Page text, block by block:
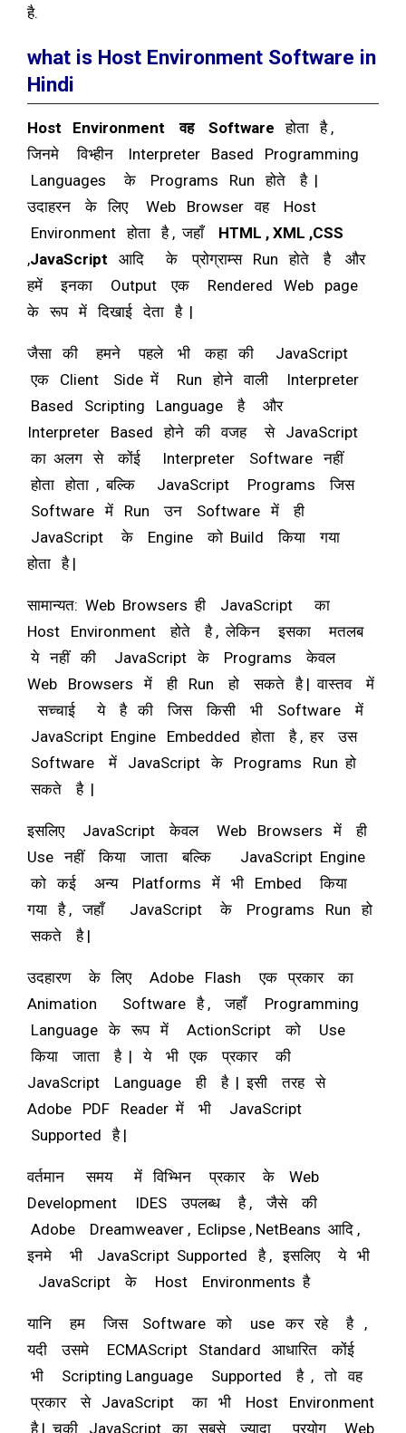
है.
what is Host Environment Software in
Hindi
Host Environment वह Software होता है ,
जिनमे विभ्हीन Interpreter Based Programming
Languages के Programs Run होते है |
उदाहरन के लिए Web Browser वह Host
Environment होता है , जहाँ HTML , XML ,CSS
,JavaScript आदि के प्रोग्राम्स Run होते है और
हमें इनका Output एक Rendered Web page
के रूप में दिखाई देता है |
जैसा की हमने पहले भी कहा की JavaScript
एक Client Side में Run होने वाली Interpreter
Based Scripting Language है और
Interpreter Based होने की वजह से JavaScript
का अलग से कोंई Interpreter Software नहीं
होता होता , बल्कि JavaScript Programs जिस
Software में Run उन Software में ही
JavaScript के Engine को Build किया गया
होता है |
सामान्यत: Web Browsers ही JavaScript का
Host Environment होते है , लेकिन इसका मतलब
ये नहीं की JavaScript के Programs केवल
Web Browsers में ही Run हो सकते है | वास्तव में
सच्चाई ये है की जिस किसी भी Software में
JavaScript Engine Embedded होता है , हर उस
Software में JavaScript के Programs Run हो
सकते है |
इसलिए JavaScript केवल Web Browsers में ही
Use नहीं किया जाता बल्कि JavaScript Engine
को कई अन्य Platforms में भी Embed किया
गया है , जहाँ JavaScript के Programs Run हो
सकते है |
उदहारण के लिए Adobe Flash एक प्रकार का
Animation Software है , जहाँ Programming
Language के रूप में ActionScript को Use
किया जाता है | ये भी एक प्रकार की
JavaScript Language ही है | इसी तरह से
Adobe PDF Reader में भी JavaScript
Supported है |
वर्तमान समय में विभ्भिन प्रकार के Web
Development IDES उपलब्ध है , जैसे की
Adobe Dreamweaver , Eclipse , NetBeans आदि ,
इनमे भी JavaScript Supported है , इसलिए ये भी
JavaScript के Host Environments है
यानि हम जिस Software को use कर रहे है ,
यदी उसमे ECMAScript Standard आधारित कोंई
भी Scripting Language Supported है , तो वह
प्रकार से JavaScript का भी Host Environment
है | चुकी JavaScript का सबसे ज्यादा प्रयोग Web